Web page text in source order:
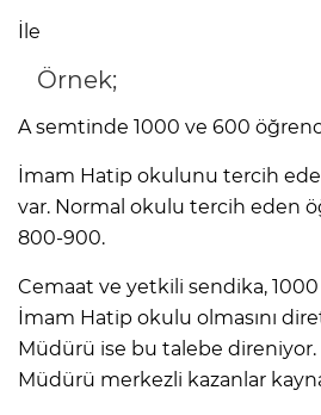
İle
Örnek;
A semtinde 1000 ve 600
İmam Hatip okulunu tercih
var. Normal okulu tercih eden
800-900.
Cemaat ve yetkili sendika, 1000
İmam Hatip okulu olmasını
Müdürü ise bu talebe direniyor.
Müdürü merkezli kazanlar